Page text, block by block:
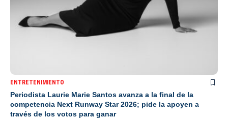
ENTRETENIMIENTO
Periodista Laurie Marie Santos avanza a la final de la
competencia Next Runway Star 2026; pide la apoyen a
través de los votos para ganar